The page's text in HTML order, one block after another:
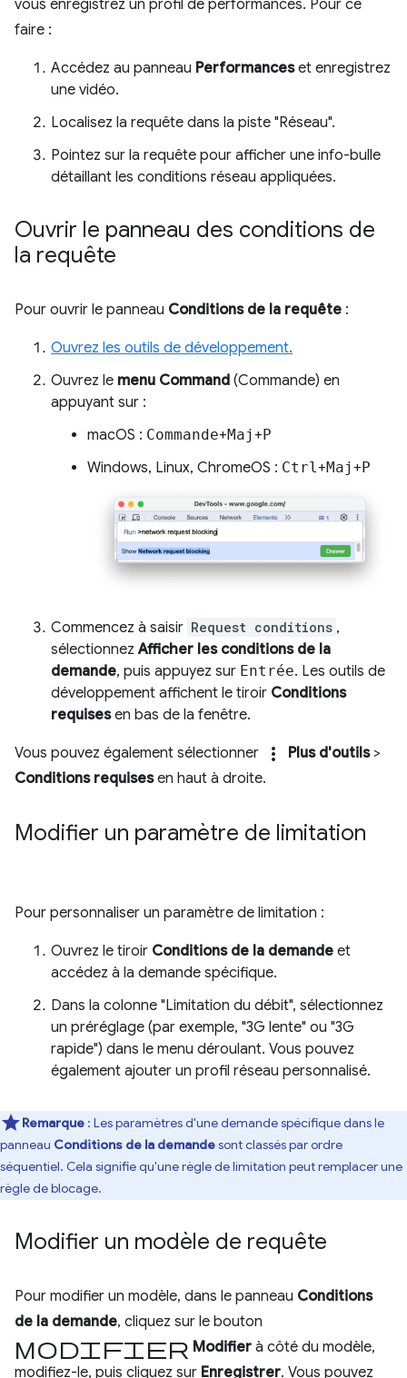
vous enregistrez un profil de performances. Pour ce
faire :
Accédez au panneau Performanceset enregistrez
une vidéo.
Localisez la requête dans la piste "Réseau".
Pointez sur la requête pour afficher une info-bulle
détaillant les conditions réseau appliquées.
Ouvrir le panneau des conditions de
la requête
Pour ouvrir le panneau Conditions de la requête :
Ouvrez les outils de développement.
Ouvrez le menu Command (Commande) en
appuyant sur :
macOS : Commande+Maj+ P
Windows, Linux, ChromeOS : Ctrl+Maj+ P
Commencez à saisir Request conditions ,
sélectionnezAfficher les conditions de la
demande, puis appuyez sur Entrée. Les outils de
développement affichent le tiroir Conditions
requisesen bas de la fenêtre.
Vous pouvez également sélectionner more_vert Plus d'outils>
Conditions requisesen haut à droite.
Modifier un paramètre de limitation
Pour personnaliser un paramètre de limitation :
Ouvrez le tiroir Conditions de la demande et
accédez à la demande spécifique.
Dans la colonne "Limitation du débit", sélectionnez
un préréglage (par exemple, "3G lente" ou "3G
rapide") dans le menu déroulant. Vous pouvez
également ajouter un profil réseau personnalisé.
Remarque : Les paramètres d'une demande spécifique dans le
panneau Conditions de la demandesont classés par ordre
séquentiel. Cela signifie qu'une règle de limitation peut remplacer une
règle de blocage.
Modifier un modèle de requête
Pour modifier un modèle, dans le panneau Conditions
de la demande, cliquez sur le bouton
Modifier Modifier à côté du modèle,
modifiez-le, puis cliquez sur Enregistrer. Vous pouvez